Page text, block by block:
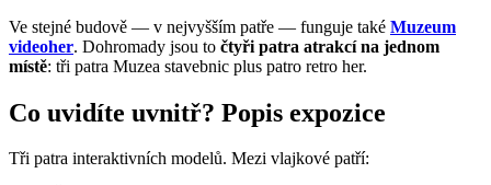
Ve stejné budově — v nejvyšším patře — funguje také Muzeum
videoher. Dohromady jsou to čtyři patra atrakcí na jednom
místě: tři patra Muzea stavebnic plus patro retro her.
Co uvidíte uvnitř? Popis expozice
Tři patra interaktivních modelů. Mezi vlajkové patří: